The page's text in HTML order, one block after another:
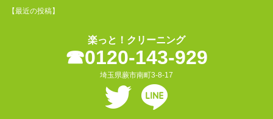
【最近の投稿】
楽っと！クリーニング
☎︎0120-143-929
埼玉県蕨市南町3-8-17